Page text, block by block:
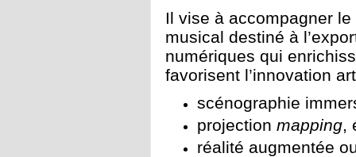
Il vise à accompagner
musical destiné à
numériques qui
favorisent l’innovation
scénographie
projection mapping,
réalité augmentée